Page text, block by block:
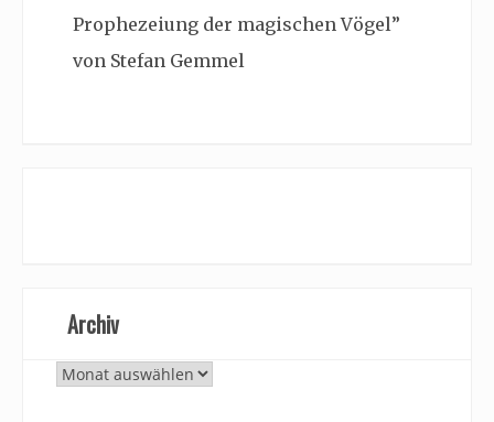
Prophezeiung der magischen Vögel”
von Stefan Gemmel
Archiv
Archiv